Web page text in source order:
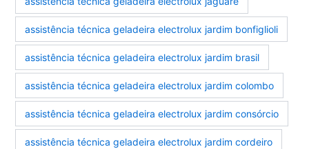
assistência técnica geladeira electrolux jardim bonfiglioli
assistência técnica geladeira electrolux jardim brasil
assistência técnica geladeira electrolux jardim colombo
assistência técnica geladeira electrolux jardim consórcio
assistência técnica geladeira electrolux jardim cordeiro